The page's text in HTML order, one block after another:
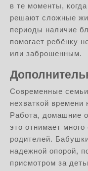
в те моменты,
решают сложные
периоды наличие
помогает ребёнку
или заброшенным.
Современные
нехваткой времени
Работа, домашние
это отнимает
родителей.
надежной опорой,
присмотром за